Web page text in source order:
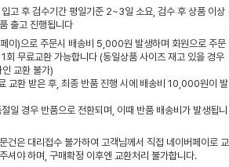
입고 후 검수기간 평일기준 2~3일 소요, 검수 후 상품 이상
출고 진행됩니다
이)으로 주문시 배송비 5,000원 발생하며 회원으로 주문
회 무료교환 가능합니다 (동일상품 사이즈 재고 있을 경우
교환 불가)
교환 받은 후, 최종 반품 진행 시에 배송비 10,000원이 발
일 경우 반품으로 전환되며, 이때 반품 배송비가 발생됩니
건은 대리접수 불가하여 고객님께서 직접 네이버페이로 교
셔야 하며, 구매확정 이후엔 교환처리 불가합니다.